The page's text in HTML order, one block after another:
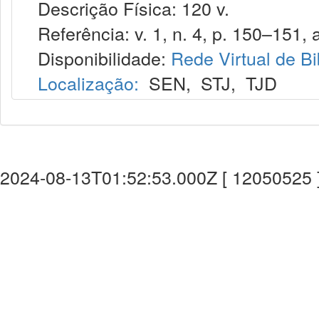
Descrição Física: 120 v.
Referência: v. 1, n. 4, p. 150–151,
Disponibilidade: Rede Virtual de
Localização: SEN, STJ, TJD
2024-08-13T01:52:53.000Z [ 12050525